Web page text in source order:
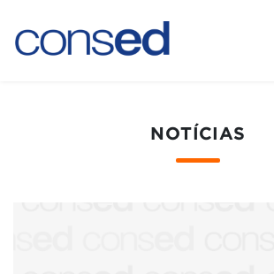
NOTÍCIAS